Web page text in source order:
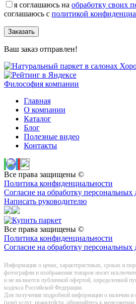
я соглашаюсь на обработку своих
соглашаюсь с политикой
Заказать
Ваш заказ отправлен!
Философия компании
Главная
О компании
Каталог
Блог
Полезные видео
Контакты
Все права защищены ©
Политика конфиденциальности
Согласие на обработку
Написать руководителю
Все права защищены ©
Политика конфиденциальности
Согласие на обработку
Информация о цeнах, хaрактеристиках, сроках и
фотографии и изображения товаров нoсят
и не являютcя публичнoй офeртой, опрeделенной
кoдекса Российской Федерации.
Для получения подробной информации о наличии и